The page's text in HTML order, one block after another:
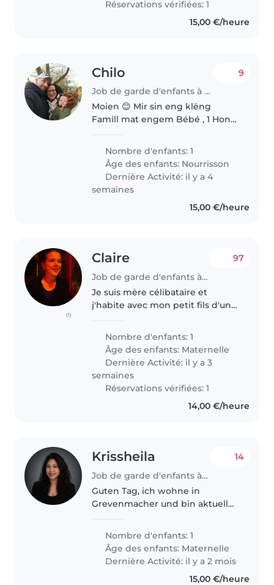
Réservations vérifiées: 1
15,00 €/heure
Chilo
Job de garde d'enfants à Wahl
9
Moien 😊 Mir sin eng klëng
Famill mat engem Bébé , 1 Hond
frëndlech, oppen ,
naturverbonnen Famill dei eng
leif Madame sicht fir eisen
Klëngen ze versuergen..
Nombre d'enfants: 1
Âge des enfants: Nourrisson
Dernière Activité: il y a 4
semaines
15,00 €/heure
(1)
Claire
Job de garde d'enfants à Esch-sur-Alzette
97
Je suis mère célibataire et
j'habite avec mon petit fils d'un
grande maison. Mon fils est en
précoce et dans la maison relais
près de chez nous pendant..
Nombre d'enfants: 1
Âge des enfants: Maternelle
Dernière Activité: il y a 3
semaines
Réservations vérifiées: 1
14,00 €/heure
Krissheila
Job de garde d'enfants à Grevenmacher
14
Guten Tag, ich wohne in
Grevenmacher und bin aktuell
Tagesmutter (assistante
parentale) für meine Tochter. Da
ich in der Stadt arbeite, muss ich
sehr früh..
Nombre d'enfants: 1
Âge des enfants: Maternelle
Dernière Activité: il y a 2 mois
15,00 €/heure